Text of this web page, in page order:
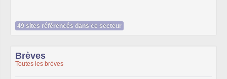
49 sites référencés dans ce secteur
Brèves
Toutes les brèves